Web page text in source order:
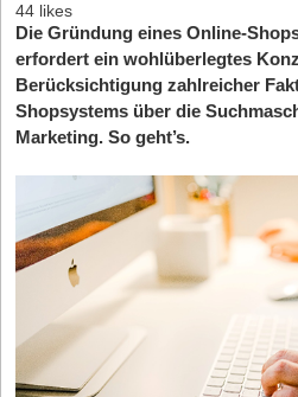
44 likes
Die Gründung eines Online-
erfordert ein wohlüberlegtes
Berücksichtigung zahlreicher
Shopsystems über die
Marketing. So geht’s.